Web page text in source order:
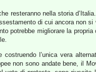
resteranno nella storia
di cui ancora non si
potrebbe migliorare la propria
l’unica vera
non sono andate bene, il